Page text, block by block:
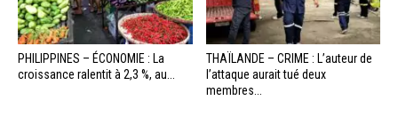
PHILIPPINES – ÉCONOMIE : La
croissance ralentit à 2,3 %, au...
THAÏLANDE – CRIME : L’auteur de
l’attaque aurait tué deux
membres...